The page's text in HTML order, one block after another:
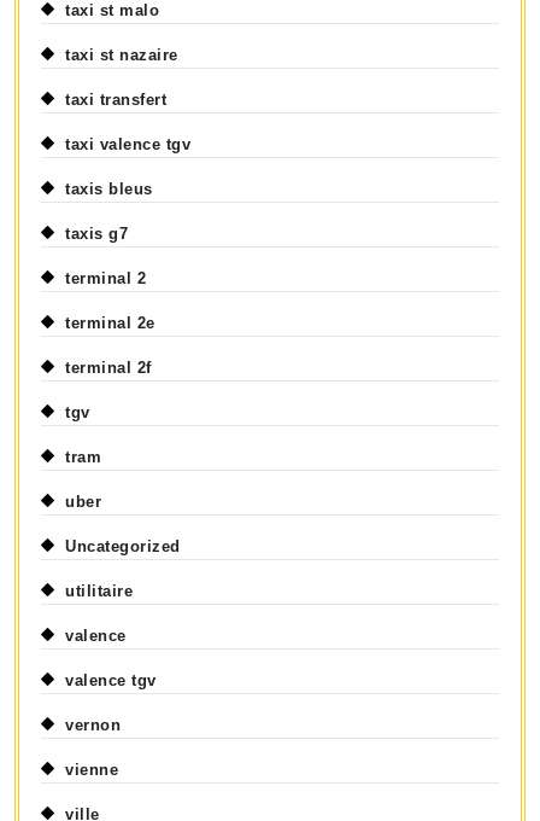
taxi st malo
taxi st nazaire
taxi transfert
taxi valence tgv
taxis bleus
taxis g7
terminal 2
terminal 2e
terminal 2f
tgv
tram
uber
Uncategorized
utilitaire
valence
valence tgv
vernon
vienne
ville